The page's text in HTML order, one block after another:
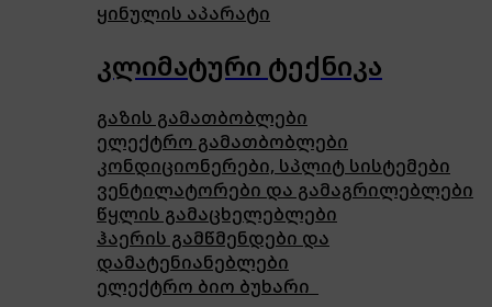
ყინულის აპარატი
კლიმატური ტექნიკა
გაზის გამათბობლები
ელექტრო გამათბობლები
კონდიციონერები, სპლიტ სისტემები
ვენტილატორები და გამაგრილებლები
წყლის გამაცხელებლები
ჰაერის გამწმენდები და
დამატენიანებლები
ელექტრო ბიო ბუხარი